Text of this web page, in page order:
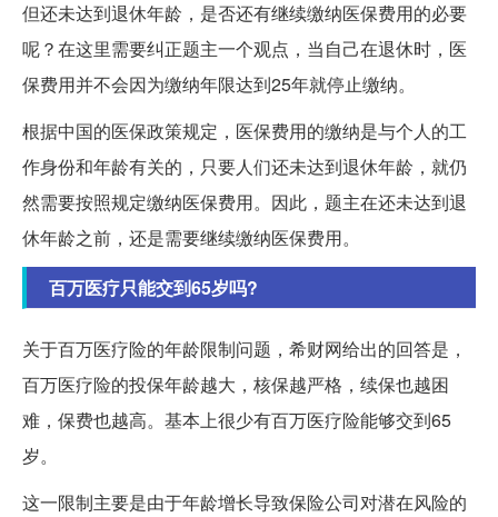
但还未达到退休年龄，是否还有继续缴纳医保费用的必要
呢？在这里需要纠正题主一个观点，当自己在退休时，医
保费用并不会因为缴纳年限达到25年就停止缴纳。
根据中国的医保政策规定，医保费用的缴纳是与个人的工
作身份和年龄有关的，只要人们还未达到退休年龄，就仍
然需要按照规定缴纳医保费用。因此，题主在还未达到退
休年龄之前，还是需要继续缴纳医保费用。
百万医疗只能交到65岁吗?
关于百万医疗险的年龄限制问题，希财网给出的回答是，
百万医疗险的投保年龄越大，核保越严格，续保也越困
难，保费也越高。基本上很少有百万医疗险能够交到65
岁。
这一限制主要是由于年龄增长导致保险公司对潜在风险的